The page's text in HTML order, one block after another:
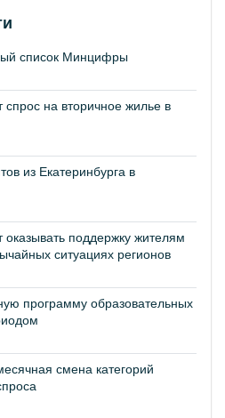
список Минцифры
на вторичное жилье в
из Екатеринбурга в
поддержку жителям
ситуациях регионов
программу образовательных
смена категорий